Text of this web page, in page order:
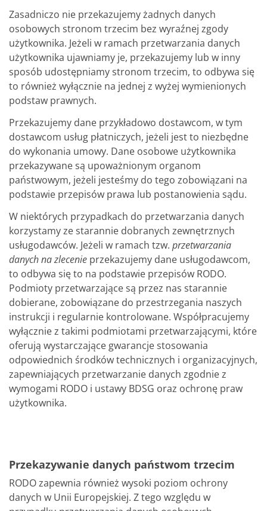
Zasadniczo nie przekazujemy żadnych danych
osobowych stronom trzecim bez wyraźnej zgody
użytkownika. Jeżeli w ramach przetwarzania danych
użytkownika ujawniamy je, przekazujemy lub w inny
sposób udostępniamy stronom trzecim, to odbywa się
to również wyłącznie na jednej z wyżej wymienionych
podstaw prawnych.
Przekazujemy dane przykładowo dostawcom, w tym
dostawcom usług płatniczych, jeżeli jest to niezbędne
do wykonania umowy. Dane osobowe użytkownika
przekazywane są upoważnionym organom
państwowym, jeżeli jesteśmy do tego zobowiązani na
podstawie przepisów prawa lub postanowienia sądu.
W niektórych przypadkach do przetwarzania danych
korzystamy ze starannie dobranych zewnętrznych
usługodawców. Jeżeli w ramach tzw. przetwarzania
danych na zlecenie przekazujemy dane usługodawcom,
to odbywa się to na podstawie przepisów RODO.
Podmioty przetwarzające są przez nas starannie
dobierane, zobowiązane do przestrzegania naszych
instrukcji i regularnie kontrolowane. Współpracujemy
wyłącznie z takimi podmiotami przetwarzającymi, które
oferują wystarczające gwarancje stosowania
odpowiednich środków technicznych i organizacyjnych,
zapewniających przetwarzanie danych zgodnie z
wymogami RODO i ustawy BDSG oraz ochronę praw
użytkownika.
Przekazywanie danych państwom trzecim
RODO zapewnia również wysoki poziom ochrony
danych w Unii Europejskiej. Z tego względu w